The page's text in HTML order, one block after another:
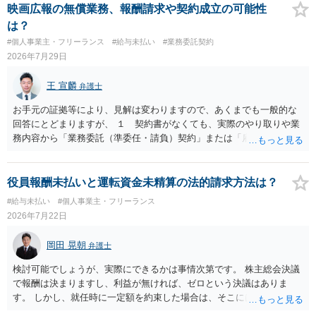
支払われます。ただし支払までにかなり時間がかかるでしょう。 さら
に、「独立行政法人労働者健康安全機構 」という公的機関が未払賃金
の立替事業を行っています。詳しくは、同機構の＜未払賃金立替払相
談コーナー＞ TEL 044-431-8663 相談時間：土日祝日を除く9:15～1
7:00 に相談してみてください。同じように未払となった他の従業員の
方がいれば一緒に相談してみるといいでしょう。
映画広報の無償業務、報酬請求や契約成立の可能性
は？
#個人事業主・フリーランス #給与未払い #業務委託契約
2026年7月29日
王 宣麟 弁護士
お手元の証拠等により、見解は変わりますので、あくまでも一般的な
回答にとどまりますが、 １ 契約書がなくても、実際のやり取りや業
務内容から「業務委託（準委任・請負）契約」または「雇用契約」が
ランティア・無償協力という色彩が強かった場合には、契約内容（有
償か無償か）について当事者間の認識が大きな争点となり得ます。
２ 上記を前提に、これまでの業務についても、有償の業務委託契約
や雇用契約が成立していた前提で給与を請求するルートなどが理論上
考えられます。 もっとも、裁判等で必ず認められるわけではなく、当
事者の認識やメール・チャットの内容等の証拠関係によって結論が変
わります。 ３ 報酬額については、事前の取決めがなくても、同種業
務の相場や通常の報酬水準を基準に「相当額」を算定して請求するこ
と自体は法律上否定されません。 ただし、相手方が「無償のつもりだ
った」と反論する可能性も高く、請求額の全額がそのまま認められる
とは限らないため、交渉の場面では「理論上の満額」と「現実的な落
役員報酬未払いと運転資金未精算の法的請求方法は？
#給与未払い #個人事業主・フリーランス
2026年7月22日
岡田 晃朝 弁護士
検討可能でしょうが、実際にできるかは事情次第です。 株主総会決議
で報酬は決まりますし、利益が無ければ、ゼロという決議はありま
す。 しかし、就任時に一定額を約束した場合は、そこには配慮義務が